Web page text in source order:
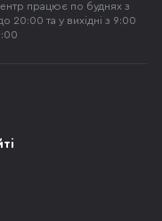
працює по буднях з
20:00 та у вихідні з 9:00